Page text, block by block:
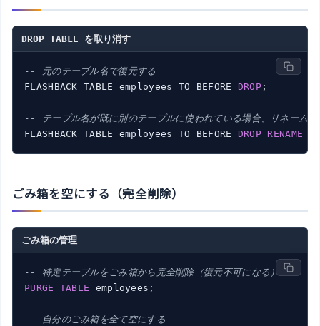
DROP TABLE を取り消す
-- 元のテーブル名で復元する
FLASHBACK TABLE employees TO BEFORE DROP ;
-- テーブル名が既に別のテーブルに使われている場合、リネームし
FLASHBACK TABLE employees TO BEFORE DROP RENAME
ごみ箱を空にする（完全削除）
ごみ箱の管理
-- 特定テーブルをごみ箱から完全削除（復元不可になる）
PURGE
TABLE employees;
-- 自分のごみ箱を全て空にする